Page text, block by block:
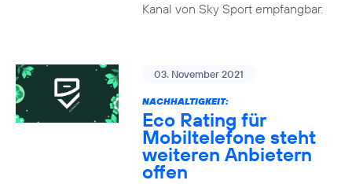
Kanal von Sky Sport empfangbar.
03. November 2021
NACHHALTIGKEIT:
Eco Rating für
Mobiltelefone steht
weiteren Anbietern
offen